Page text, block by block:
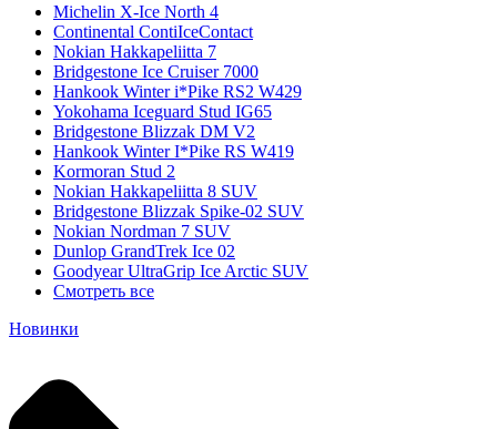
Michelin X-Ice North 4
Continental ContiIceContact
Nokian Hakkapeliitta 7
Bridgestone Ice Cruiser 7000
Hankook Winter i*Pike RS2 W429
Yokohama Iceguard Stud IG65
Bridgestone Blizzak DM V2
Hankook Winter I*Pike RS W419
Kormoran Stud 2
Nokian Hakkapeliitta 8 SUV
Bridgestone Blizzak Spike-02 SUV
Nokian Nordman 7 SUV
Dunlop GrandTrek Ice 02
Goodyear UltraGrip Ice Arctic SUV
Смотреть все
Новинки